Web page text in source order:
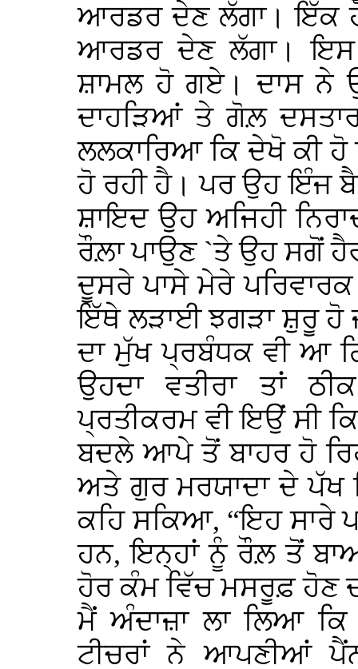
ਆਰਡਰ ਦੇਣ ਲੱਗਾ। ਇੱਕ
ਆਰਡਰ ਦੇਣ ਲੱਗਾ। ਇਸ
ਸ਼ਾਮਲ ਹੋ ਗਏ। ਦਾਸ
ਦਾਹੜਿਆਂ ਤੇ ਗੋਲ਼
ਲਲਕਾਰਿਆ ਕਿ ਦੇਖੋ ਕੀ ਹੋ
ਹੋ ਰਹੀ ਹੈ। ਪਰ ਉਹ ਇੰਜ
ਸ਼ਾਇਦ ਉਹ ਅਜਿਹੀ
ਰੌਲ਼ਾ ਪਾਉਣ `ਤੇ ਉਹ ਸਗੋਂ
ਦੂਸਰੇ ਪਾਸੇ ਮੇਰੇ
ਇੱਥੇ ਲੜਾਈ ਝਗੜਾ ਸ਼ੁਰੂ ਹੋ
ਦਾ ਮੁੱਖ ਪ੍ਰਬੰਧਕ ਵੀ ਆ
ਉਹਦਾ ਵਤੀਰਾ ਤਾਂ
ਪ੍ਰਤੀਕਰਮ ਵੀ ਇਉਂ ਸੀ
ਬਦਲੇ ਆਪੇ ਤੋਂ ਬਾਹਰ ਹੋ
ਅਤੇ ਗੁਰ ਮਰਯਾਦਾ ਦੇ ਪੱਖ
ਕਹਿ ਸਕਿਆ, “ਇਹ ਸਾਰੇ
ਹਨ, ਇਨ੍ਹਾਂ ਨੂੰ ਰੌਲ਼ ਤੋਂ
ਹੋਰ ਕੰਮ ਵਿੱਚ ਮਸਰੂਫ਼ ਹੋਣ
ਮੈਂ ਅੰਦਾਜ਼ਾ ਲਾ ਲਿਆ ਕਿ
ਟੀਚਰਾਂ ਨੇ ਆਪਣੀਆਂ